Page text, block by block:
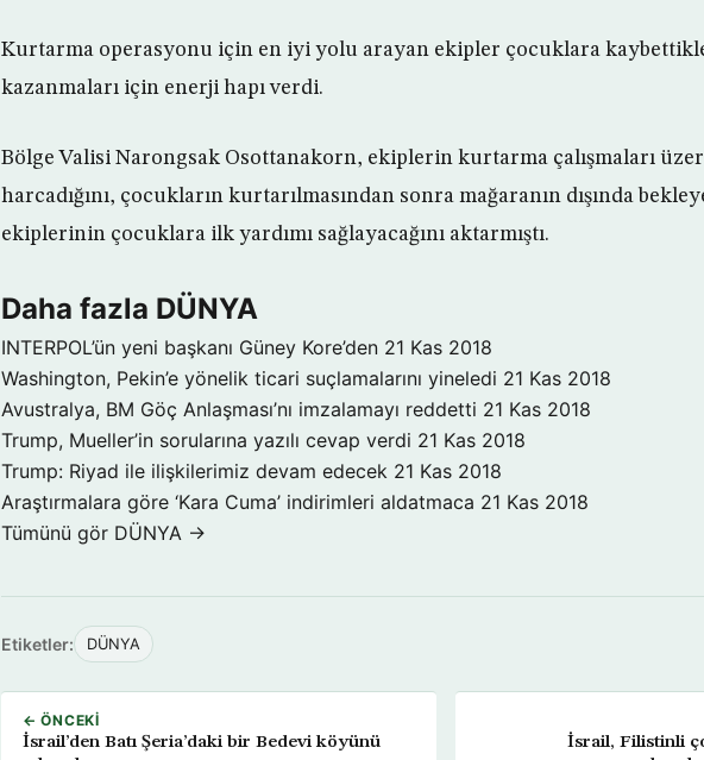
Kurtarma operasyonu için en iyi yolu arayan ekipler çocuklara
kazanmaları için enerji hapı verdi.
Bölge Valisi Narongsak Osottanakorn, ekiplerin kurtarma çalışmaları
harcadığını, çocukların kurtarılmasından sonra mağaranın dışında
ekiplerinin çocuklara ilk yardımı sağlayacağını aktarmıştı.
Daha fazla DÜNYA
INTERPOL’ün yeni başkanı Güney Kore’den 21 Kas 2018
Washington, Pekin’e yönelik ticari suçlamalarını yineledi 21 Kas 2018
Avustralya, BM Göç Anlaşması’nı imzalamayı reddetti 21 Kas 2018
Trump, Mueller’in sorularına yazılı cevap verdi 21 Kas 2018
Trump: Riyad ile ilişkilerimiz devam edecek 21 Kas 2018
Araştırmalara göre ‘Kara Cuma’ indirimleri aldatmaca 21 Kas 2018
Tümünü gör DÜNYA →
Etiketler: DÜNYA
← ÖNCEKI
İsrail’den Batı Şeria’daki bir Bedevi köyünü
İsrail, Filistinli